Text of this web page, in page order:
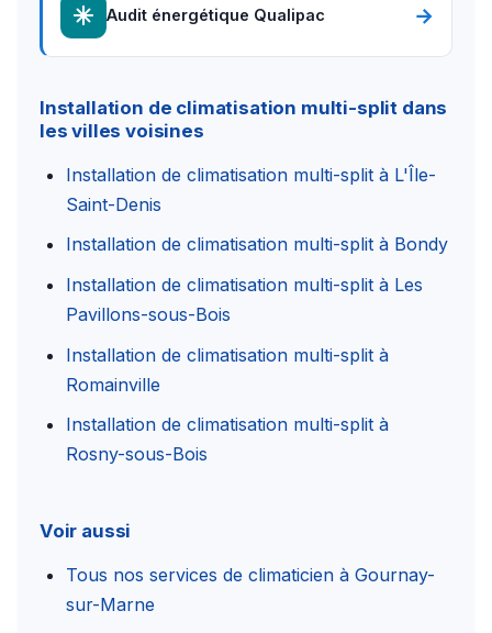
Audit énergétique Qualipac →
Installation de climatisation multi-split dans
les villes voisines
Installation de climatisation multi-split à L'Île-
Saint-Denis
Installation de climatisation multi-split à Bondy
Installation de climatisation multi-split à Les
Pavillons-sous-Bois
Installation de climatisation multi-split à
Romainville
Installation de climatisation multi-split à
Rosny-sous-Bois
Voir aussi
Tous nos services de climaticien à Gournay-
sur-Marne